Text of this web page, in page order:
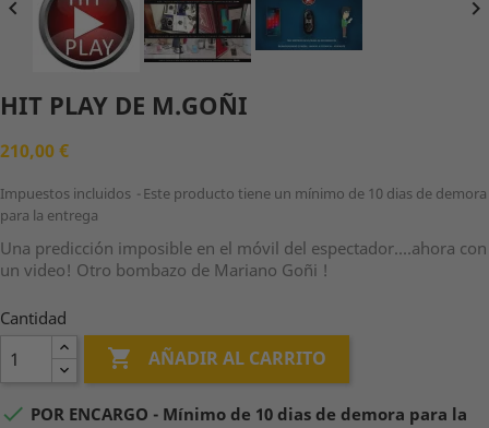
 
HIT PLAY DE M.GOÑI
210,00 €
Impuestos incluidos
Este producto tiene un mínimo de 10 dias de demora
para la entrega
Una predicción imposible en el móvil del espectador....ahora con
un video! Otro bombazo de Mariano Goñi !
Cantidad
 AÑADIR AL CARRITO
 POR ENCARGO - Mínimo de 10 dias de demora para la